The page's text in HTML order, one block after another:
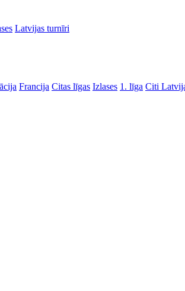
Latvijas turnīri
Francija Citas līgas Izlases 1. līga Citi